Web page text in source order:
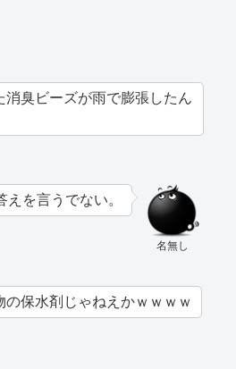
消臭ビーズが雨で膨張したん
名無し
えを言うでない。
の保水剤じゃねえかｗｗｗｗ